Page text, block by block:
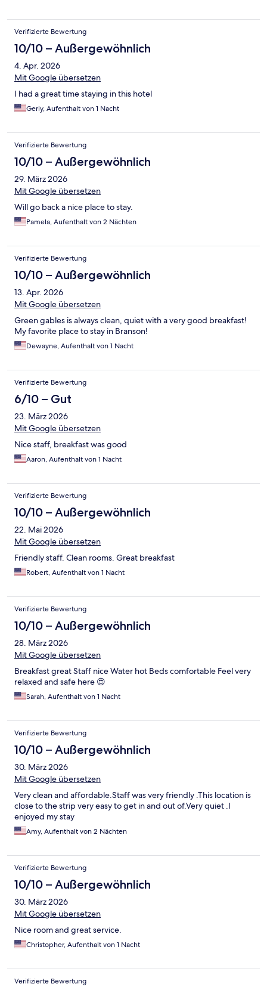
Verifizierte Bewertung
10/10 – Außergewöhnlich
4. Apr. 2026
Mit Google übersetzen
I had a great time staying in this hotel
Gerly, Aufenthalt von 1 Nacht
Verifizierte Bewertung
10/10 – Außergewöhnlich
29. März 2026
Mit Google übersetzen
Will go back a nice place to stay.
Pamela, Aufenthalt von 2 Nächten
Verifizierte Bewertung
10/10 – Außergewöhnlich
13. Apr. 2026
Mit Google übersetzen
Green gables is always clean, quiet with a very good breakfast!
My favorite place to stay in Branson!
Dewayne, Aufenthalt von 1 Nacht
Verifizierte Bewertung
6/10 – Gut
23. März 2026
Mit Google übersetzen
Nice staff, breakfast was good
Aaron, Aufenthalt von 1 Nacht
Verifizierte Bewertung
10/10 – Außergewöhnlich
22. Mai 2026
Mit Google übersetzen
Friendly staff. Clean rooms. Great breakfast
Robert, Aufenthalt von 1 Nacht
Verifizierte Bewertung
10/10 – Außergewöhnlich
28. März 2026
Mit Google übersetzen
Breakfast great Staff nice Water hot Beds comfortable Feel very
relaxed and safe here 😍
Sarah, Aufenthalt von 1 Nacht
Verifizierte Bewertung
10/10 – Außergewöhnlich
30. März 2026
Mit Google übersetzen
Very clean and affordable.Staff was very friendly .This location is
close to the strip very easy to get in and out of.Very quiet .I
enjoyed my stay
Amy, Aufenthalt von 2 Nächten
Verifizierte Bewertung
10/10 – Außergewöhnlich
30. März 2026
Mit Google übersetzen
Nice room and great service.
Christopher, Aufenthalt von 1 Nacht
Verifizierte Bewertung